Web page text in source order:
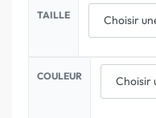
TAILLE
COULEUR